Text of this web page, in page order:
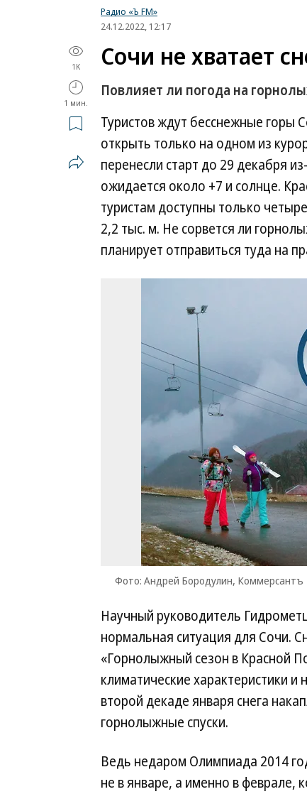
Радио «Ъ FM»
24.12.2022, 12:17
1K
1 мин.
Сочи не хватает
Повлияет ли погода на
Туристов ждут бесснежные горы
открыть только на одном из
перенесли старт до 29 декабря
ожидается около +7 и солнце.
туристам доступны только
2,2 тыс. м. Не сорвется ли
планирует отправиться туда на
Фото: Андрей Бородулин, Коммерсантъ
Научный руководитель
нормальная ситуация для Сочи.
«Горнолыжный сезон в Красной
климатические характеристики
второй декаде января снега
горнолыжные спуски.
Ведь недаром Олимпиада 2014
не в январе, а именно в феврале,